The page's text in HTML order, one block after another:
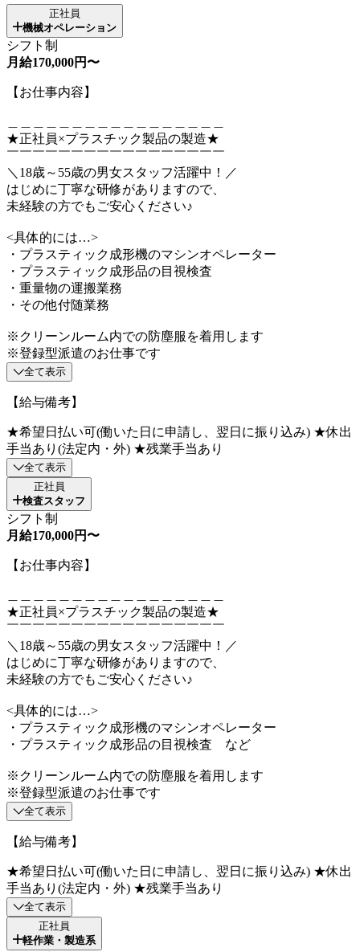
正社員
機械オペレーション
シフト制
月給170,000円〜
【お仕事内容】
★正社員×プラスチック製品の製造★
￣￣￣￣￣￣￣￣￣￣￣￣￣￣￣￣￣
＼18歳～55歳の男女スタッフ活躍中！／
はじめに丁寧な研修がありますので、
未経験の方でもご安心ください♪
<具体的には…>
・プラスティック成形機のマシンオペレーター
・プラスティック成形品の目視検査
・重量物の運搬業務
・その他付随業務
※クリーンルーム内での防塵服を着用します
※登録型派遣のお仕事です
全て表示
【給与備考】
★希望日払い可(働いた日に申請し、翌日に振り込み) ★休出
手当あり(法定内・外) ★残業手当あり
全て表示
正社員
検査スタッフ
シフト制
月給170,000円〜
【お仕事内容】
★正社員×プラスチック製品の製造★
￣￣￣￣￣￣￣￣￣￣￣￣￣￣￣￣￣
＼18歳～55歳の男女スタッフ活躍中！／
はじめに丁寧な研修がありますので、
未経験の方でもご安心ください♪
<具体的には…>
・プラスティック成形機のマシンオペレーター
・プラスティック成形品の目視検査 など
※クリーンルーム内での防塵服を着用します
※登録型派遣のお仕事です
全て表示
【給与備考】
★希望日払い可(働いた日に申請し、翌日に振り込み) ★休出
手当あり(法定内・外) ★残業手当あり
全て表示
正社員
軽作業・製造系